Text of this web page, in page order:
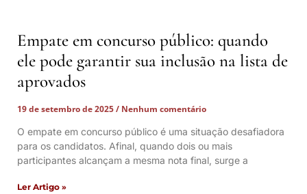
Empate em concurso público: quando
ele pode garantir sua inclusão na lista de
aprovados
19 de setembro de 2025
Nenhum comentário
O empate em concurso público é uma situação desafiadora
para os candidatos. Afinal, quando dois ou mais
participantes alcançam a mesma nota final, surge a
Ler Artigo »